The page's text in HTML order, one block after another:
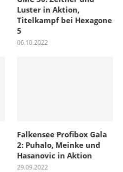
Luster in Aktion,
Titelkampf bei Hexagone
5
06.10.2022
Falkensee Profibox Gala
2: Puhalo, Meinke und
Hasanovic in Aktion
29.09.2022